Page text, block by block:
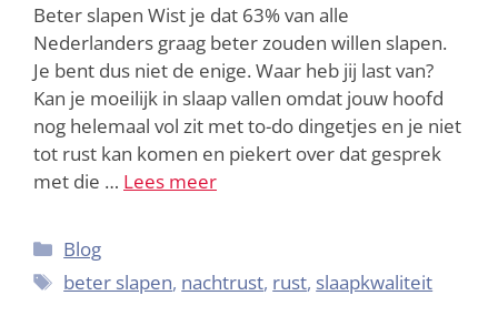
Beter slapen Wist je dat 63% van alle
Nederlanders graag beter zouden willen slapen.
Je bent dus niet de enige. Waar heb jij last van?
Kan je moeilijk in slaap vallen omdat jouw hoofd
nog helemaal vol zit met to-do dingetjes en je niet
tot rust kan komen en piekert over dat gesprek
met die … Lees meer
Blog
beter slapen, nachtrust, rust, slaapkwaliteit